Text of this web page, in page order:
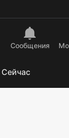
Сообщения